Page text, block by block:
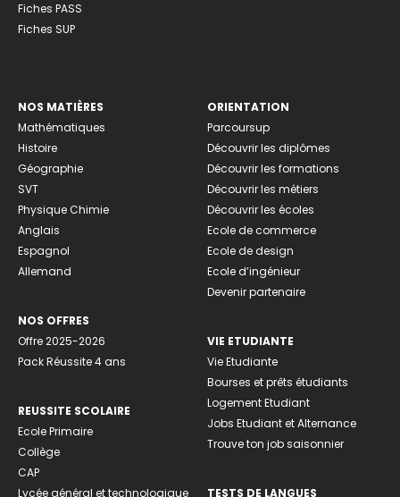
Fiches PASS
Fiches SUP
NOS MATIÈRES
Mathématiques
Histoire
Géographie
SVT
Physique Chimie
Anglais
Espagnol
Allemand
NOS OFFRES
Offre 2025-2026
Pack Réussite 4 ans
REUSSITE SCOLAIRE
Ecole Primaire
Collège
CAP
Lycée général et technologique
ORIENTATION
Parcoursup
Découvrir les diplômes
Découvrir les formations
Découvrir les métiers
Découvrir les écoles
Ecole de commerce
Ecole de design
Ecole d’ingénieur
Devenir partenaire
VIE ETUDIANTE
Vie Etudiante
Bourses et prêts étudiants
Logement Etudiant
Jobs Etudiant et Alternance
Trouve ton job saisonnier
TESTS DE LANGUES